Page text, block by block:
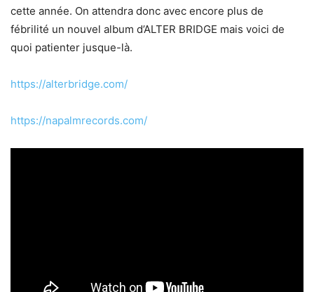
cette année. On attendra donc avec encore plus de
fébrilité un nouvel album d’ALTER BRIDGE mais voici de
quoi patienter jusque-là.
https://alterbridge.com/
https://napalmrecords.com/